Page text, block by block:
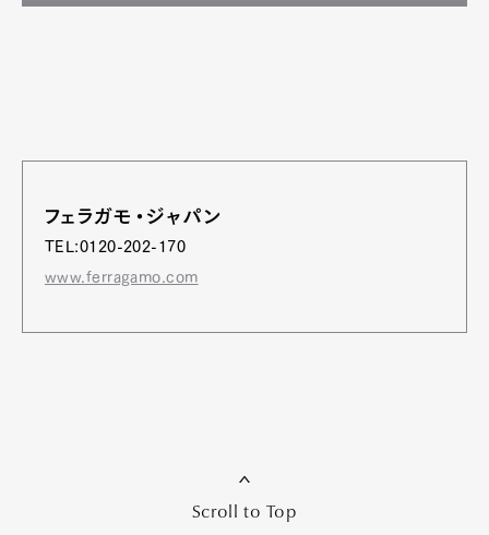
フェラガモ・ジャパン
TEL:0120-202-170
www.ferragamo.com
Scroll to Top